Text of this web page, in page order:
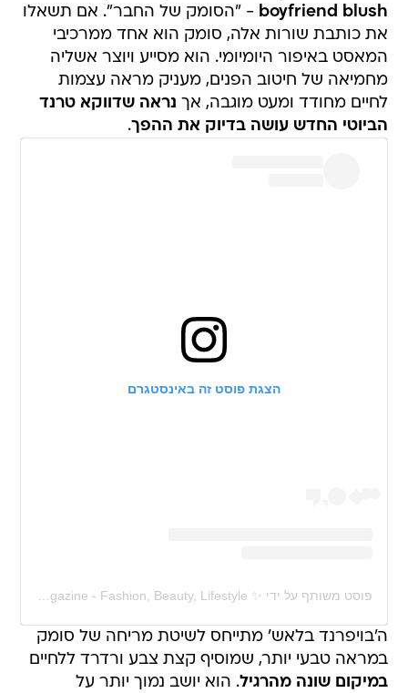
boyfriend blush - "הסומק של החבר". אם תשאלו
את כותבת שורות אלה, סומק הוא אחד ממרכיבי
המאסט באיפור היומיומי. הוא מסייע ויוצר אשליה
מחמיאה של חיטוב הפנים, מעניק מראה עצמות
לחיים מחודד ומעט מוגבה, אך נראה שדווקא טרנד
הביוטי החדש עושה בדיוק את ההפך.
הצגת פוסט זה באינסטגרם
פוסט משותף על ידי ‏‎ELLE België - Magazine - Fashion, Beauty, Lifestyle ✨‎‏ (@‏‎elle_belgie‎‏)
ה'בויפרנד בלאש' מתייחס לשיטת מריחה של סומק
במראה טבעי יותר, שמוסיף קצת צבע ורדרד ללחיים
במיקום שונה מהרגיל. הוא יושב נמוך יותר על